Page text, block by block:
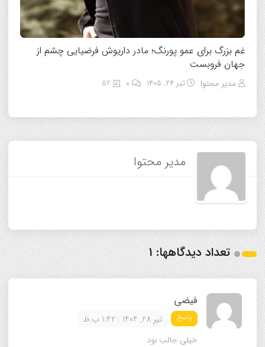
غم بزرگ برای عمو پورنگ؛ مادر داریوش فرضیایی چشم از
جهان فروبست
مدیر محتوا تیر ۲۴, ۱۴۰۵ 52
مدیر محتوا
تعداد دیدگاهها: 1
فیضی
پاسخ
تیر 28, 1404 : 1:42 ب.ظ
خیلی جالب بود